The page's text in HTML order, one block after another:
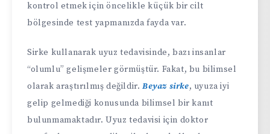
kontrol etmek için öncelikle küçük bir cilt
bölgesinde test yapmanızda fayda var.
Sirke kullanarak uyuz tedavisinde, bazı insanlar
“olumlu” gelişmeler görmüştür. Fakat, bu bilimsel
olarak araştırılmış değildir. Beyaz sirke, uyuza iyi
gelip gelmediği konusunda bilimsel bir kanıt
bulunmamaktadır. Uyuz tedavisi için doktor